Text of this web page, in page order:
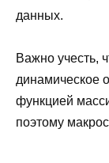
данных.
Важно учесть,
динамическое
функцией
поэтому